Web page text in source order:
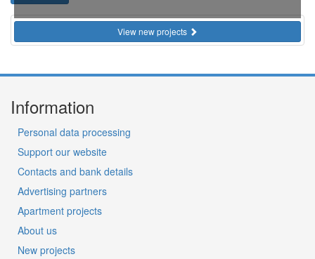
View new projects
Information
Personal data processing
Support our website
Contacts and bank details
Advertising partners
Apartment projects
About us
New projects